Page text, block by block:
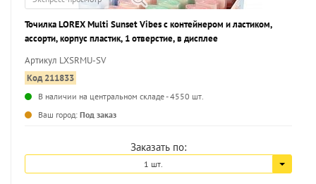
Точилка LOREX Multi Sunset Vibes с контейнером и ластиком,
ассорти, корпус пластик, 1 отверстие, в дисплее
Артикул LXSRMU-SV
Код 211833
В наличии на центральном складе - 4550 шт.
Ваш город: Под заказ
Заказать по:
1 шт.